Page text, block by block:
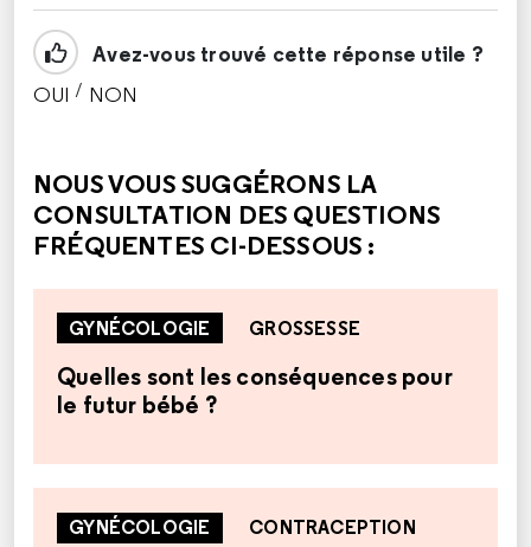
Avez-vous trouvé cette réponse utile ?
OUI / NON
NOUS VOUS SUGGÉRONS LA
CONSULTATION DES QUESTIONS
FRÉQUENTES CI-DESSOUS :
GYNÉCOLOGIE GROSSESSE
Quelles sont les conséquences pour
le futur bébé ?
GYNÉCOLOGIE CONTRACEPTION